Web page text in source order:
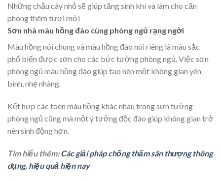
Những chậu cây nhỏ sẽ giúp tăng sinh khí và làm cho căn
phòng thêm tươi mới
Sơn nhà màu hồng đào cùng phòng ngủ rạng ngời
Màu hồng nói chung và màu hồng đào nói riêng là màu sắc
phổ biến được sơn cho các bức tường phòng ngủ. Việc sơn
phòng ngủ màu hồng đào giúp tạo nên một không gian yên
bình, nhẹ nhàng.
Kết hợp các toen màu hồng khác nhau trong sơn tường
phòng ngủ cũng mà một ý tưởng độc đáo giúp không gian trở
nên sinh động hơn.
Tìm hiểu thêm:Các giải pháp chống thấm sân thượng thông
dụng, hiệu quả hiện nay